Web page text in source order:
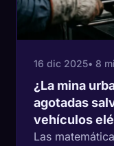
16 dic 2025• 8
¿La mina
agotadas
vehículos
Las